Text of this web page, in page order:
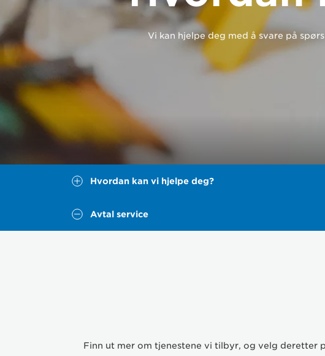
Vi kan hjelpe deg med å svare på
Hvordan kan vi hjelpe deg?
Velg et
KONTAKT OSS
Avtal service
Finn ut mer om tjenestene vi tilbyr, og velg deretter